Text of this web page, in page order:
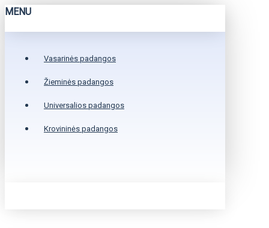
MENU
Vasarinės padangos
Žieminės padangos
Universalios padangos
Krovininės padangos